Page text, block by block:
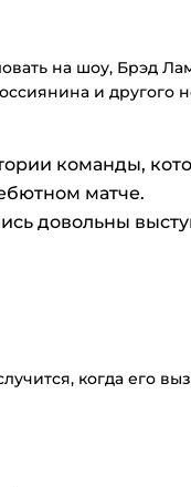
на шоу, Брэд
и другого
команды,
матче.
довольны
когда его